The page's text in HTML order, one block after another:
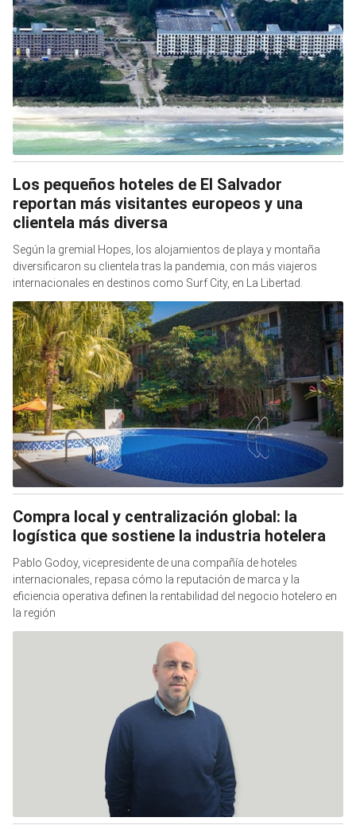
Los pequeños hoteles de El Salvador
reportan más visitantes europeos y una
clientela más diversa
Según la gremial Hopes, los alojamientos de playa y montaña
diversificaron su clientela tras la pandemia, con más viajeros
internacionales en destinos como Surf City, en La Libertad.
Compra local y centralización global: la
logística que sostiene la industria hotelera
Pablo Godoy, vicepresidente de una compañía de hoteles
internacionales, repasa cómo la reputación de marca y la
eficiencia operativa definen la rentabilidad del negocio hotelero en
la región